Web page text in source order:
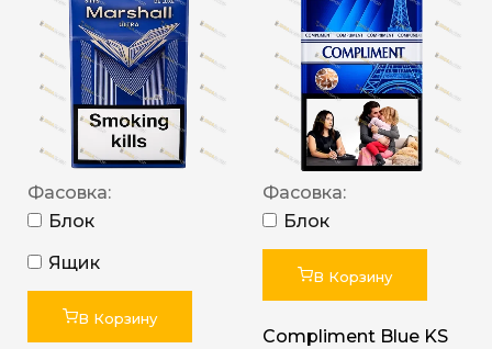
Фасовка:
Блок
Ящик
В Корзину
Фасовка:
Блок
В Корзину
Compliment Blue KS